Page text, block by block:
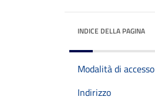
INDICE DELLA PAGINA
Modalità di accesso
Indirizzo